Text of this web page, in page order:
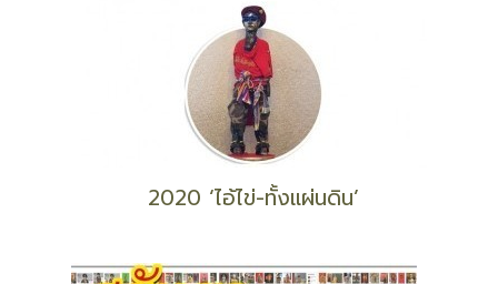
2020 ‘ไอ้ไข่-ทั้งแผ่นดิน’